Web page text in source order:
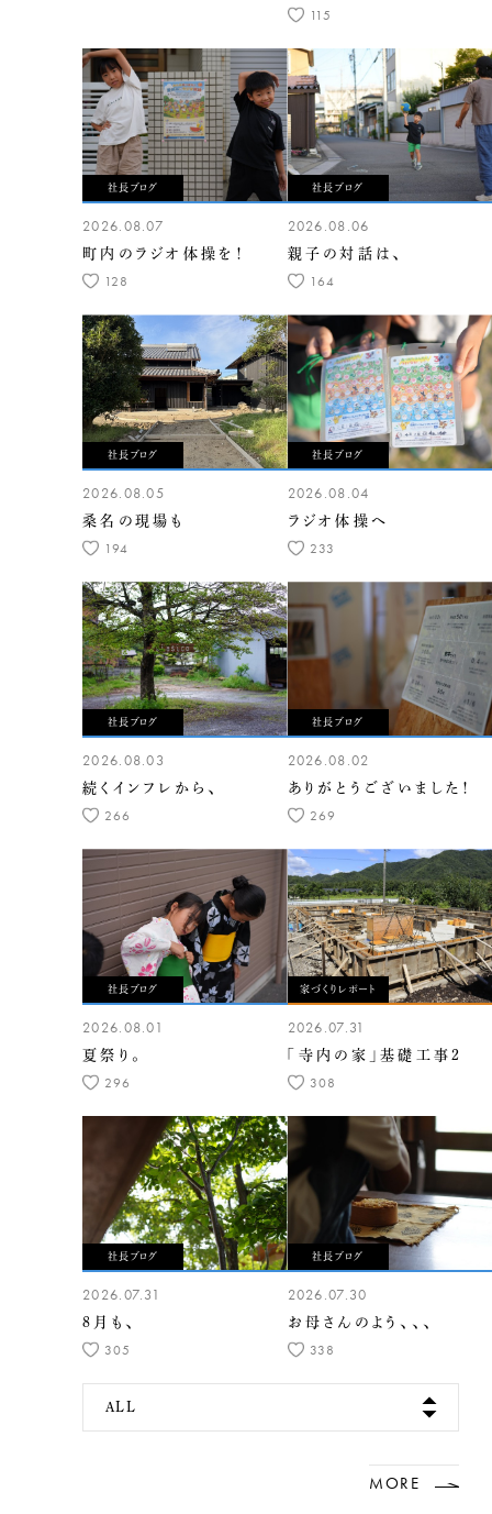
115
社長ブログ
2026.08.07
町内のラジオ体操を！
128
社長ブログ
2026.08.06
親子の対話は、
164
社長ブログ
2026.08.05
桑名の現場も
194
社長ブログ
2026.08.04
ラジオ体操へ
233
社長ブログ
2026.08.03
続くインフレから、
266
社長ブログ
2026.08.02
ありがとうございました！
269
社長ブログ
2026.08.01
夏祭り。
296
家づくりレポート
2026.07.31
「寺内の家」基礎工事2
308
社長ブログ
2026.07.31
8月も、
305
社長ブログ
2026.07.30
お母さんのよう、、、
338
ALL
MORE